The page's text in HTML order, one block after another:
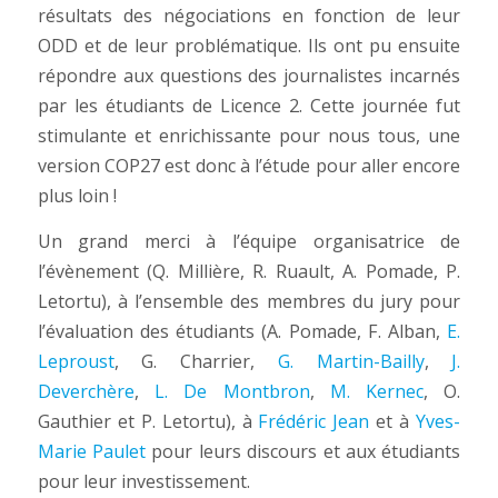
résultats des négociations en fonction de leur
ODD et de leur problématique. Ils ont pu ensuite
répondre aux questions des journalistes incarnés
par les étudiants de Licence 2. Cette journée fut
stimulante et enrichissante pour nous tous, une
version COP27 est donc à l’étude pour aller encore
plus loin !
Un grand merci à l’équipe organisatrice de
l’évènement (Q. Millière, R. Ruault, A. Pomade, P.
Letortu), à l’ensemble des membres du jury pour
l’évaluation des étudiants (A. Pomade, F. Alban, E.
Leproust, G. Charrier, G. Martin-Bailly, J.
Deverchère, L. De Montbron, M. Kernec, O.
Gauthier et P. Letortu), à Frédéric Jean et àYves-
Marie Paulet pour leurs discours et aux étudiants
pour leur investissement.